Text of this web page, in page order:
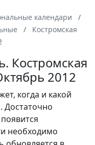
календари
Костромская
Костромская
2012
когда и какой
Достаточно
необходимо